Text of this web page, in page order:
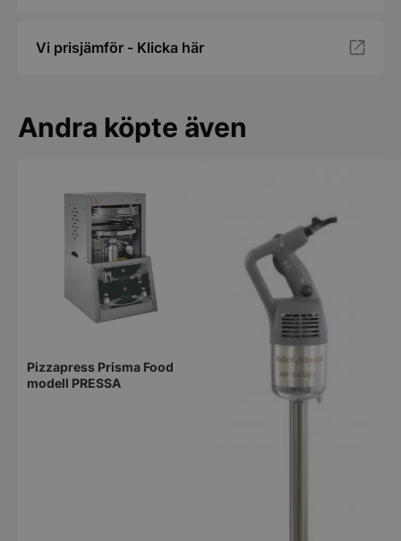
Vi prisjämför - Klicka här
Andra köpte även
Pizzapress Prisma Food
modell PRESSA